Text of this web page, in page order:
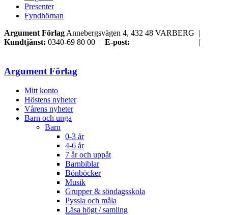
Presenter
Fyndhörnan
Argument Förlag Annebergsvägen 4, 432 48 VARBERG |
Kundtjänst: 0340-69 80 00 | E-post: |
Argument Förlag
Mitt konto
Höstens nyheter
Vårens nyheter
Barn och unga
Barn
0-3 år
4-6 år
7 år och uppåt
Barnbiblar
Bönböcker
Musik
Grupper & söndagsskola
Pyssla och måla
Läsa högt / samling